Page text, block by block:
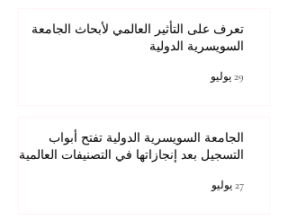
تعرف على التأثير العالمي لأبحاث الجامعة
السويسرية الدولية
29 يوليو
الجامعة السويسرية الدولية تفتح أبواب
التسجيل بعد إنجازاتها في التصنيفات العالمية
27 يوليو